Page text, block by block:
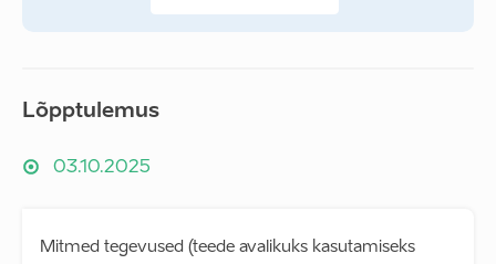
Lõpptulemus
03.10.2025
Mitmed tegevused (teede avalikuks kasutamiseks